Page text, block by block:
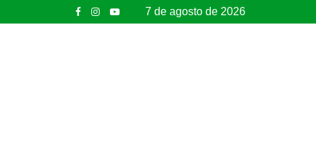
7 de agosto de 2026